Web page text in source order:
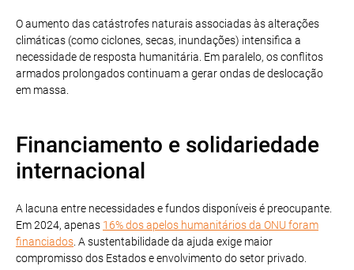
O aumento das catástrofes naturais associadas às alterações
climáticas (como ciclones, secas, inundações) intensifica a
necessidade de resposta humanitária. Em paralelo, os conflitos
armados prolongados continuam a gerar ondas de deslocação
em massa.
Financiamento e solidariedade
internacional
A lacuna entre necessidades e fundos disponíveis é preocupante.
Em 2024, apenas 16% dos apelos humanitários da ONU foram
financiados . A sustentabilidade da ajuda exige maior
compromisso dos Estados e envolvimento do setor privado.